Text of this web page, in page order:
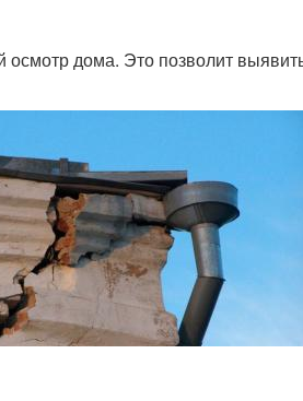
дома. Это позволит